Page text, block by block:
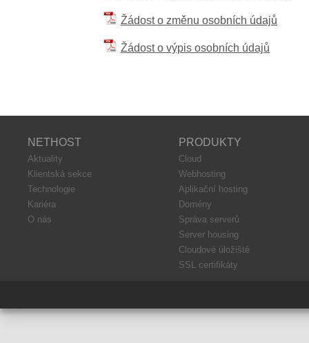
Žádost o změnu osobních údajů
Žádost o výpis osobních údajů
NETHOST
Aktuality
Klientská sekce
Technologie
Kariéra
O nás
PRODUKTY
Cloud
Webhosting
Aplikační hosting
Domény
Správa serverů
Server housing
Cloudové úložiště
SSL certifikáty